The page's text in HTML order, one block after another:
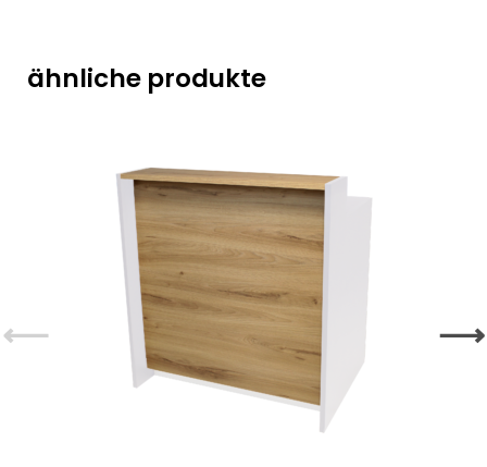
ähnliche produkte
⟵ ⟶